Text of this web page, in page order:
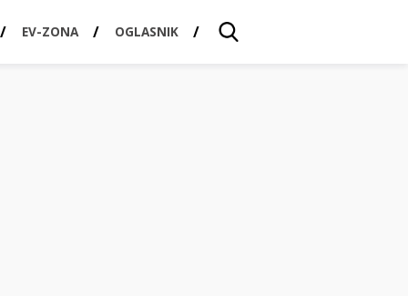
EV-ZONA OGLASNIK